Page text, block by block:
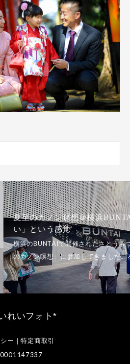
BUNTAI。「どっちでもい
れいフォト*
ー｜特定商取引